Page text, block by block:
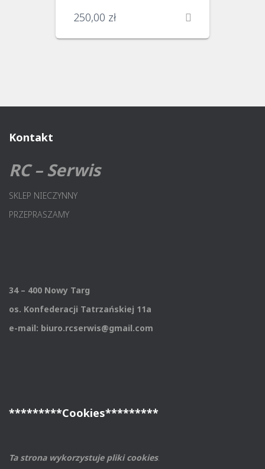
250,00 zł
Kontakt
RC – Serwis
SKLEP NIECZYNNY
PRZEPRASZAMY
34 – 400 Nowy Targ
os. Konfederacji Tatrzańskiej 11a
e-mail: biuro.rcserwis@gmail.com
*********Cookies*********
Ta strona wykorzystuje pliki cookies.